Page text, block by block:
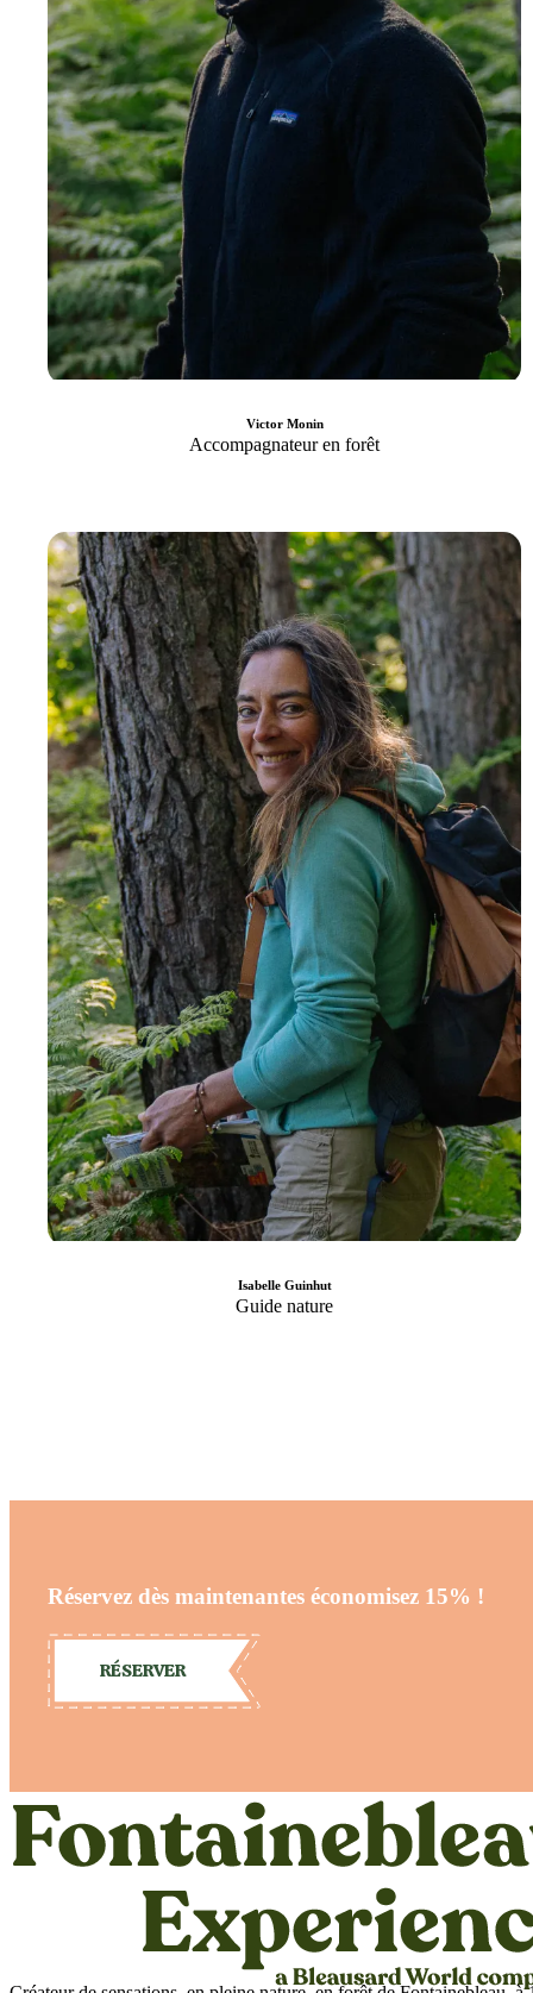
Victor Monin
Accompagnateur en forêt
Isabelle Guinhut
Guide nature
Réservez dès maintenantes économisez 15% !
RÉSERVER